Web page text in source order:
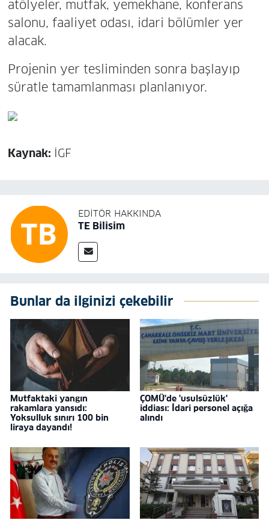
atölyeler, mutfak, yemekhane, konferans
salonu, faaliyet odası, idari bölümler yer
alacak.
Projenin yer tesliminden sonra başlayıp
süratle tamamlanması planlanıyor.
Kaynak: İGF
EDITÖR HAKKINDA
TE Bilisim
Bunlar da ilginizi çekebilir
Mutfaktaki yangın
rakamlara yansıdı:
Yoksulluk sınırı 100 bin
liraya dayandı!
ÇOMÜ'de 'usulsüzlük'
iddiası: İdari personel açığa
alındı